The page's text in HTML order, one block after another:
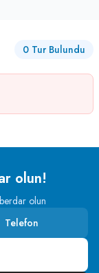
0 Tur Bulundu
olun!
olun
Telefon